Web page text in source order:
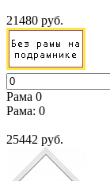
21480 руб.
Рама 0
Рама: 0
25442 руб.